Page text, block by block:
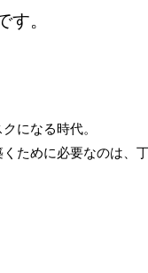
す。
になる時代。
ために必要なのは、